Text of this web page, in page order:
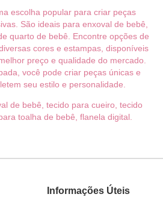
escolha popular para criar peças
São ideais para enxoval de bebê,
quarto de bebê. Encontre opções de
cores e estampas, disponíveis
preço e qualidade do mercado.
você pode criar peças únicas e
seu estilo e personalidade.
de bebê, tecido para cueiro, tecido
toalha de bebê, flanela digital.
Informações Úteis